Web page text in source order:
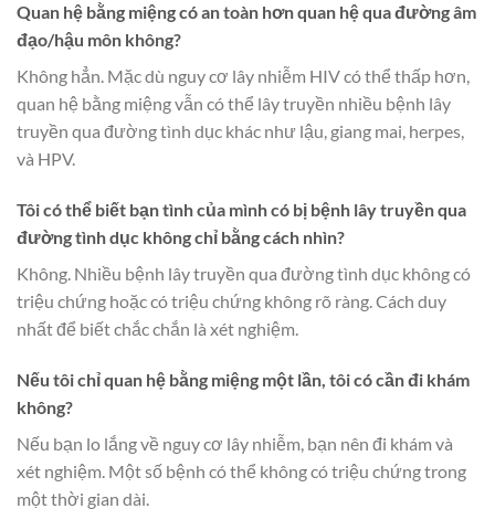
Quan hệ bằng miệng có an toàn hơn quan hệ qua đường âm
đạo/hậu môn không?
Không hẳn. Mặc dù nguy cơ lây nhiễm HIV có thể thấp hơn,
quan hệ bằng miệng vẫn có thể lây truyền nhiều bệnh lây
truyền qua đường tình dục khác như lậu, giang mai, herpes,
và HPV.
Tôi có thể biết bạn tình của mình có bị bệnh lây truyền qua
đường tình dục không chỉ bằng cách nhìn?
Không. Nhiều bệnh lây truyền qua đường tình dục không có
triệu chứng hoặc có triệu chứng không rõ ràng. Cách duy
nhất để biết chắc chắn là xét nghiệm.
Nếu tôi chỉ quan hệ bằng miệng một lần, tôi có cần đi khám
không?
Nếu bạn lo lắng về nguy cơ lây nhiễm, bạn nên đi khám và
xét nghiệm. Một số bệnh có thể không có triệu chứng trong
một thời gian dài.